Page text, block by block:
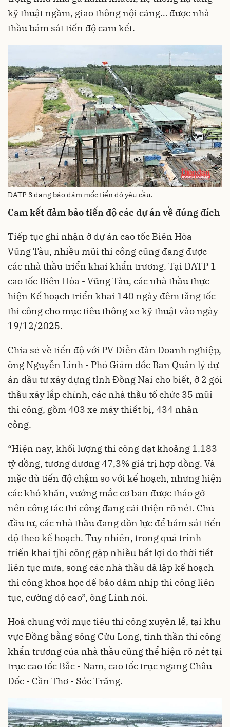
kỹ thuật ngầm, giao thông nội cảng… được nhà
thầu bám sát tiến độ cam kết.
DATP 3 đang bảo đảm mốc tiến độ yêu cầu.
Cam kết đảm bảo tiến độ các dự án về đúng đích
Tiếp tục ghi nhận ở dự án cao tốc Biên Hòa -
Vũng Tàu, nhiều mũi thi công cũng đang được
các nhà thầu triển khai khẩn trương. Tại DATP 1
cao tốc Biên Hòa - Vũng Tàu, các nhà thầu thực
hiện Kế hoạch triển khai 140 ngày đêm tăng tốc
thi công cho mục tiêu thông xe kỹ thuật vào ngày
19/12/2025.
Chia sẻ về tiến độ với PV Diễn đàn Doanh nghiệp,
ông Nguyễn Linh - Phó Giám đốc Ban Quản lý dự
án đầu tư xây dựng tỉnh Đồng Nai cho biết, ở 2 gói
thầu xây lắp chính, các nhà thầu tổ chức 35 mũi
thi công, gồm 403 xe máy thiết bị, 434 nhân
công.
“Hiện nay, khối lượng thi công đạt khoảng 1.183
tỷ đồng, tương đương 47,3% giá trị hợp đồng. Và
mặc dù tiến độ chậm so với kế hoạch, nhưng hiện
các khó khăn, vướng mắc cơ bản được tháo gỡ
nên công tác thi công đang cải thiện rõ nét. Chủ
đầu tư, các nhà thầu đang dồn lực để bám sát tiến
độ theo kế hoạch. Tuy nhiên, trong quá trình
triển khai tjhi công gặp nhiều bất lợi do thời tiết
liên tục mưa, song các nhà thầu đã lập kế hoạch
thi công khoa học để bảo đảm nhịp thi công liên
tục, cường độ cao”, ông Linh nói.
Hoà chung với mục tiêu thi công xuyên lễ, tại khu
vực Đồng bằng sông Cửu Long, tinh thần thi công
khẩn trương của nhà thầu cũng thể hiện rõ nét tại
trục cao tốc Bắc - Nam, cao tốc trục ngang Châu
Đốc - Cần Thơ - Sóc Trăng.